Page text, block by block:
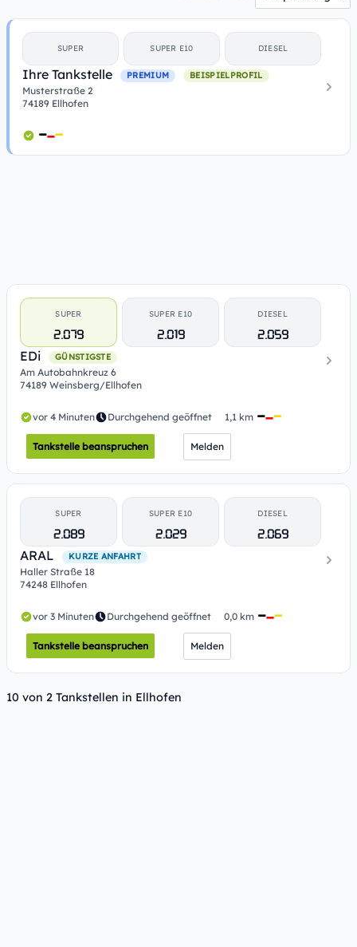
SUPER SUPER E10 DIESEL
Ihre Tankstelle PREMIUM BEISPIELPROFIL
Musterstraße 2
74189 Ellhofen
SUPER
2.079
SUPER E10
2.019
DIESEL
2.059
EDi
GÜNSTIGSTE
Am Autobahnkreuz 6
74189 Weinsberg/Ellhofen
vor 4 Minuten Durchgehend geöffnet 1,1 km
Tankstelle beanspruchen Melden
SUPER
2.089
SUPER E10
2.029
DIESEL
2.069
ARAL
KURZE ANFAHRT
Haller Straße 18
74248 Ellhofen
vor 3 Minuten Durchgehend geöffnet 0,0 km
Tankstelle beanspruchen Melden
10 von 2 Tankstellen in Ellhofen